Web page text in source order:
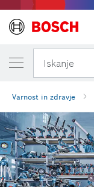
Iskanje
Varnost in zdravje